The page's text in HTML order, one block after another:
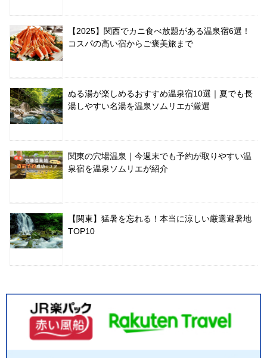
【2025】関西でカニ食べ放題がある温泉宿6選！
コスパの高い宿からご褒美旅まで
ぬる湯が楽しめるおすすめ温泉宿10選｜夏でも長
湯しやすい名湯を温泉ソムリエが厳選
関東の穴場温泉｜今週末でも予約が取りやすい温
泉宿を温泉ソムリエが紹介
【関東】猛暑を忘れる！本当に涼しい厳選避暑地
TOP10